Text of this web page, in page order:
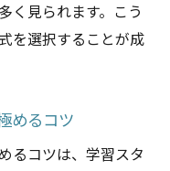
く見られます。こう
を選択することが成
めるコツ
るコツは、学習スタ